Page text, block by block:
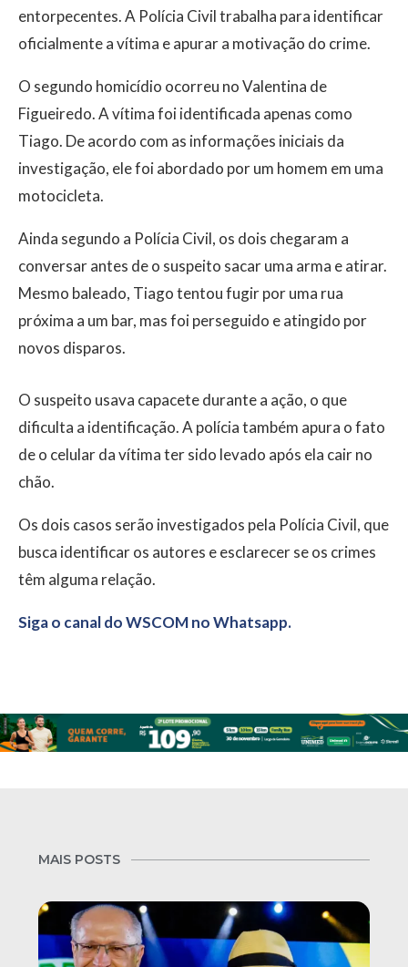
entorpecentes. A Polícia Civil trabalha para identificar
oficialmente a vítima e apurar a motivação do crime.
O segundo homicídio ocorreu no Valentina de
Figueiredo. A vítima foi identificada apenas como
Tiago. De acordo com as informações iniciais da
investigação, ele foi abordado por um homem em uma
motocicleta.
Ainda segundo a Polícia Civil, os dois chegaram a
conversar antes de o suspeito sacar uma arma e atirar.
Mesmo baleado, Tiago tentou fugir por uma rua
próxima a um bar, mas foi perseguido e atingido por
novos disparos.
O suspeito usava capacete durante a ação, o que
dificulta a identificação. A polícia também apura o fato
de o celular da vítima ter sido levado após ela cair no
chão.
Os dois casos serão investigados pela Polícia Civil, que
busca identificar os autores e esclarecer se os crimes
têm alguma relação.
Siga o canal do WSCOM no Whatsapp.
MAIS POSTS